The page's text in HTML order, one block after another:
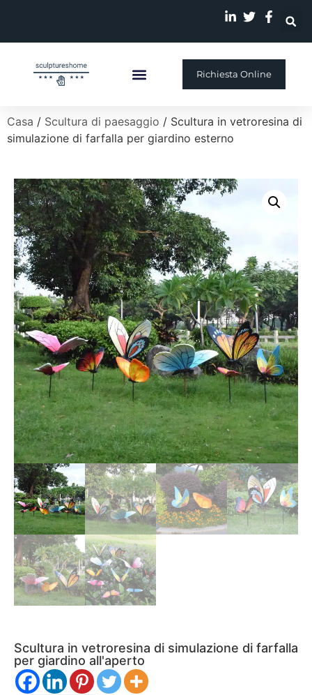
Richiesta Online
Casa / Scultura di paesaggio / Scultura in vetroresina di
simulazione di farfalla per giardino esterno
Scultura in vetroresina di simulazione di farfalla
per giardino all'aperto